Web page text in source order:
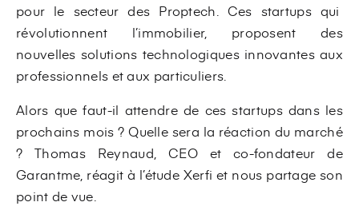
pour le secteur des Proptech. Ces startups qui
révolutionnent l’immobilier, proposent des
nouvelles solutions technologiques innovantes aux
professionnels et aux particuliers.
Alors que faut-il attendre de ces startups dans les
prochains mois ? Quelle sera la réaction du marché
? Thomas Reynaud, CEO et co-fondateur de
Garantme, réagit à l’étude Xerfi et nous partage son
point de vue.